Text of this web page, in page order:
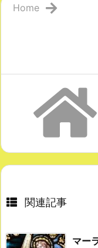
Home
関連記事
マー